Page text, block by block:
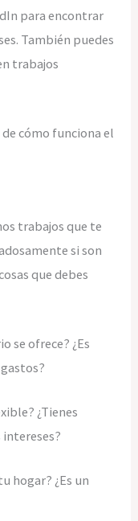
para encontrar
También puedes
trabajos
cómo funciona el
trabajos que te
si son
que debes
se ofrece? ¿Es
¿Tienes
hogar? ¿Es un